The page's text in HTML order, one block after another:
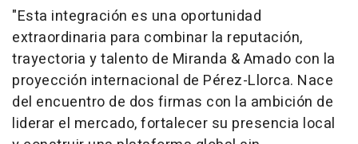
"Esta integración es una oportunidad
extraordinaria para combinar la reputación,
trayectoria y talento de Miranda & Amado con la
proyección internacional de Pérez-Llorca. Nace
del encuentro de dos firmas con la ambición de
liderar el mercado, fortalecer su presencia local